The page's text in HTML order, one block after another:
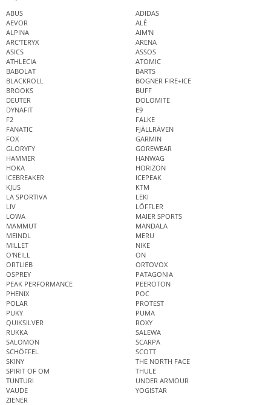
ABUS
ADIDAS
AEVOR
ALÉ
ALPINA
AIM'N
ARC'TERYX
ARENA
ASICS
ASSOS
ATHLECIA
ATOMIC
BABOLAT
BARTS
BLACKROLL
BOGNER FIRE+ICE
BROOKS
BUFF
DEUTER
DOLOMITE
DYNAFIT
E9
F2
FALKE
FANATIC
FJÄLLRÄVEN
FOX
GARMIN
GLORYFY
GOREWEAR
HAMMER
HANWAG
HOKA
HORIZON
ICEBREAKER
ICEPEAK
KJUS
KTM
LA SPORTIVA
LEKI
LIV
LÖFFLER
LOWA
MAIER SPORTS
MAMMUT
MANDALA
MEINDL
MERU
MILLET
NIKE
O'NEILL
ON
ORTLIEB
ORTOVOX
OSPREY
PATAGONIA
PEAK PERFORMANCE
PEEROTON
PHENIX
POC
POLAR
PROTEST
PUKY
PUMA
QUIKSILVER
ROXY
RUKKA
SALEWA
SALOMON
SCARPA
SCHÖFFEL
SCOTT
SKINY
THE NORTH FACE
SPIRIT OF OM
THULE
TUNTURI
UNDER ARMOUR
VAUDE
YOGISTAR
ZIENER